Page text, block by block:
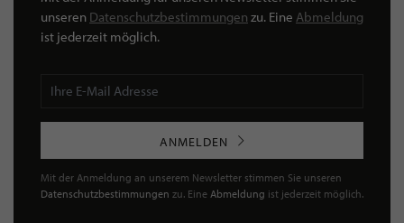
unseren Datenschutzbestimmungen zu. Eine Abmeldung
ist jederzeit möglich.
ANMELDEN
Mit der Anmeldung an unserem Newsletter stimmen Sie unseren
Datenschutzbestimmungen zu. Eine Abmeldung ist jederzeit möglich.